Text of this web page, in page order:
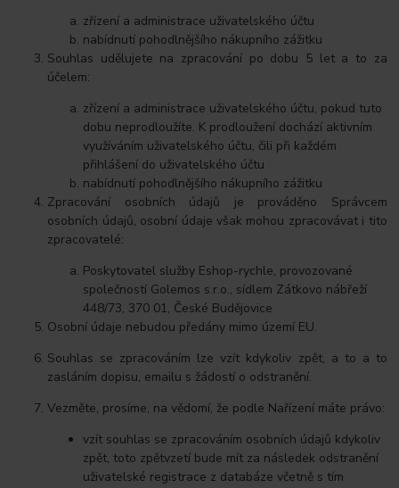
zřízení a administrace uživatelského účtu
nabídnutí pohodlnějšího nákupního zážitku
Souhlas udělujete na zpracování po dobu 5 let a to za
účelem:
zřízení a administrace uživatelského účtu, pokud tuto
dobu neprodloužíte. K prodloužení dochází aktivním
využíváním uživatelského účtu, čili při každém
přihlášení do uživatelského účtu
nabídnutí pohodlnějšího nákupního zážitku
Zpracování osobních údajů je prováděno Správcem
osobních údajů, osobní údaje však mohou zpracovávat i tito
zpracovatelé:
Poskytovatel služby Eshop-rychle, provozované
společností Golemos s.r.o., sídlem Zátkovo nábřeží
448/73, 370 01, České Budějovice
Osobní údaje nebudou předány mimo území EU.
Souhlas se zpracováním lze vzít kdykoliv zpět, a to a to
zasláním dopisu, emailu s žádostí o odstranění.
Vezměte, prosíme, na vědomí, že podle Nařízení máte právo:
vzít souhlas se zpracováním osobních údajů kdykoliv
zpět, toto zpětvzetí bude mít za následek odstranění
uživatelské registrace z databáze včetně s tím